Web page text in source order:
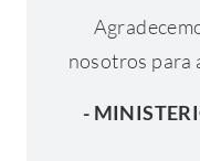
nosotros para
-